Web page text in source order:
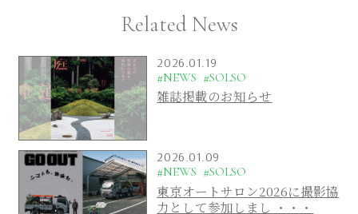
Related News
2026.01.19
#NEWS #SOLSO
雑誌掲載のお知らせ
2026.01.09
#NEWS #SOLSO
東京オートサロン2026に撮影協
力として参加しまし ・・・